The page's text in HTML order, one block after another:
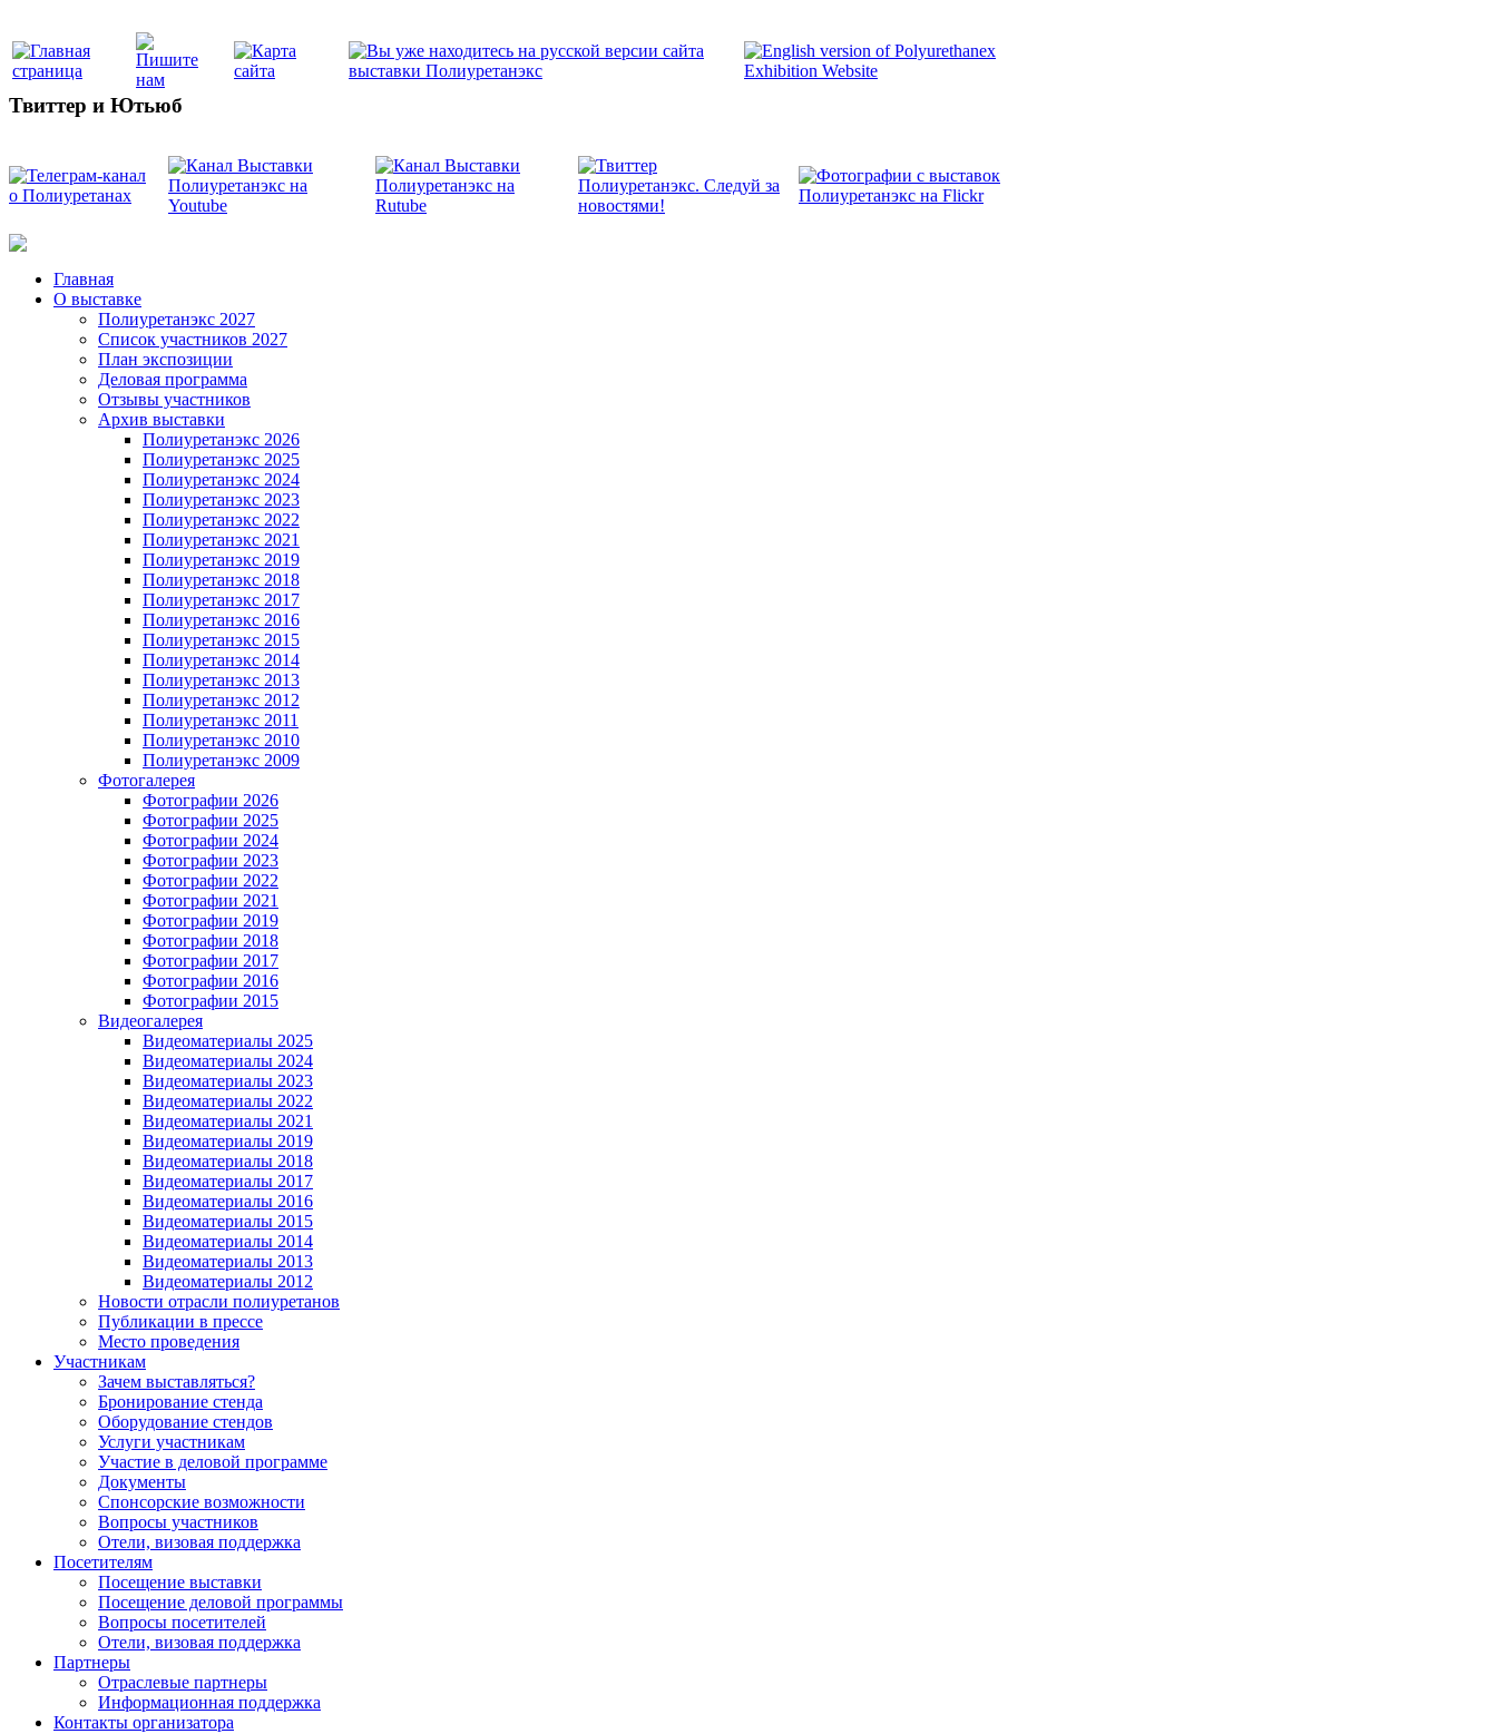
Твиттер и Ютьюб
Главная
О выставке
Полиуретанэкс 2027
Список участников 2027
План экспозиции
Деловая программа
Отзывы участников
Архив выставки
Полиуретанэкс 2026
Полиуретанэкс 2025
Полиуретанэкс 2024
Полиуретанэкс 2023
Полиуретанэкс 2022
Полиуретанэкс 2021
Полиуретанэкс 2019
Полиуретанэкс 2018
Полиуретанэкс 2017
Полиуретанэкс 2016
Полиуретанэкс 2015
Полиуретанэкс 2014
Полиуретанэкс 2013
Полиуретанэкс 2012
Полиуретанэкс 2011
Полиуретанэкс 2010
Полиуретанэкс 2009
Фотогалерея
Фотографии 2026
Фотографии 2025
Фотографии 2024
Фотографии 2023
Фотографии 2022
Фотографии 2021
Фотографии 2019
Фотографии 2018
Фотографии 2017
Фотографии 2016
Фотографии 2015
Видеогалерея
Видеоматериалы 2025
Видеоматериалы 2024
Видеоматериалы 2023
Видеоматериалы 2022
Видеоматериалы 2021
Видеоматериалы 2019
Видеоматериалы 2018
Видеоматериалы 2017
Видеоматериалы 2016
Видеоматериалы 2015
Видеоматериалы 2014
Видеоматериалы 2013
Видеоматериалы 2012
Новости отрасли полиуретанов
Публикации в прессе
Место проведения
Участникам
Зачем выставляться?
Бронирование стенда
Оборудование стендов
Услуги участникам
Участие в деловой программе
Документы
Спонсорские возможности
Вопросы участников
Отели, визовая поддержка
Посетителям
Посещение выставки
Посещение деловой программы
Вопросы посетителей
Отели, визовая поддержка
Партнеры
Отраслевые партнеры
Информационная поддержка
Контакты организатора